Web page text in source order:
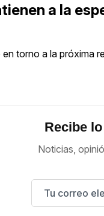
a la
torno a la próxima
Recibe
Noticias,